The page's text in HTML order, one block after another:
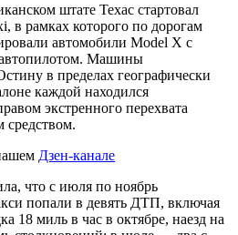
штате Техас стартовал
в рамках которого по дорогам
автомобили Model X с
Машины
в пределах географически
каждой находился
экстренного перехвата
средством.
Дзен-канале
что с июля по ноябрь
попали в девять ДТП, включая
18 миль в час в октябре, наезд на